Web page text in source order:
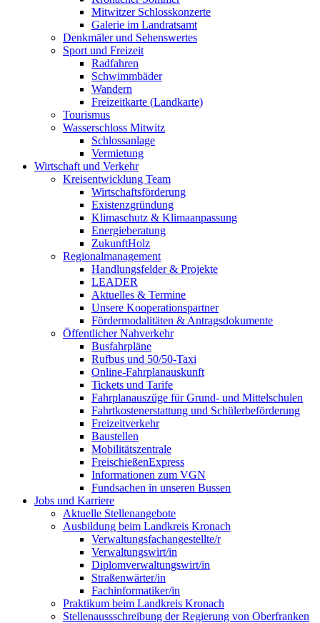
Mitwitzer Schlosskonzerte
Galerie im Landratsamt
Denkmäler und Sehenswertes
Sport und Freizeit
Radfahren
Schwimmbäder
Wandern
Freizeitkarte (Landkarte)
Tourismus
Wasserschloss Mitwitz
Schlossanlage
Vermietung
Wirtschaft und Verkehr
Kreisentwicklung Team
Wirtschaftsförderung
Existenzgründung
Klimaschutz & Klimaanpassung
Energieberatung
ZukunftHolz
Regionalmanagement
Handlungsfelder & Projekte
LEADER
Aktuelles & Termine
Unsere Kooperationspartner
Fördermodalitäten & Antragsdokumente
Öffentlicher Nahverkehr
Busfahrpläne
Rufbus und 50/50-Taxi
Online-Fahrplanauskunft
Tickets und Tarife
Fahrplanauszüge für Grund- und Mittelschulen
Fahrtkostenerstattung und Schülerbeförderung
Freizeitverkehr
Baustellen
Mobilitätszentrale
FreischießenExpress
Informationen zum VGN
Fundsachen in unseren Bussen
Jobs und Karriere
Aktuelle Stellenangebote
Ausbildung beim Landkreis Kronach
Verwaltungsfachangestellte/r
Verwaltungswirt/in
Diplomverwaltungswirt/in
Straßenwärter/in
Fachinformatiker/in
Praktikum beim Landkreis Kronach
Stellenaussschreibung der Regierung von Oberfranken